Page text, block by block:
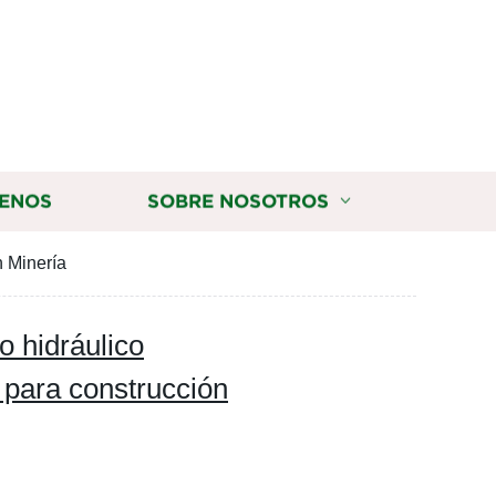
SOBRE NOSOTROS
Minería
hidráulico
construcción